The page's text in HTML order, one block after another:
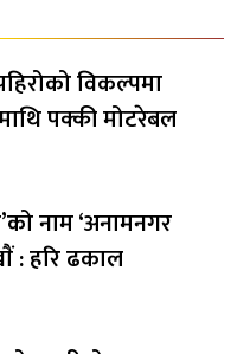
विकल्पमा
पक्की मोटरेबल
नाम ‘अनामनगर
: हरि ढकाल